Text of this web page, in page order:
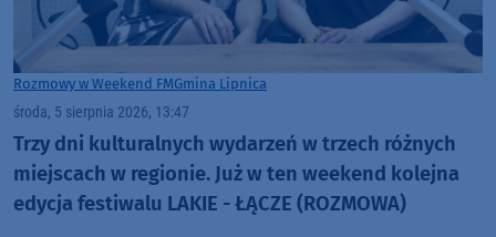
Rozmowy w Weekend FMGmina Lipnica
środa, 5 sierpnia 2026, 13:47
Trzy dni kulturalnych wydarzeń w trzech różnych
miejscach w regionie. Już w ten weekend kolejna
edycja festiwalu LAKIE - ŁĄCZE (ROZMOWA)